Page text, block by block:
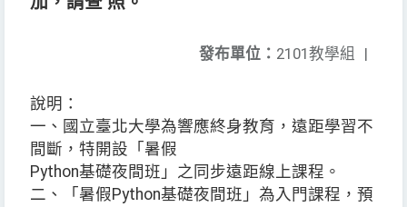
發布單位： 2101教學組 |
說明：
一、國立臺北大學為響應終身教育，遠距學習不
間斷，特開設「暑假
Python基礎夜間班」之同步遠距線上課程。
二、「暑假Python基礎夜間班」為入門課程，預